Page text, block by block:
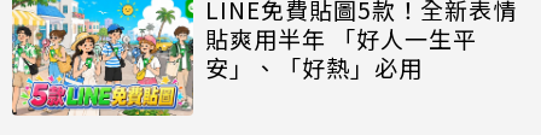
LINE免費貼圖5款！全新表情
貼爽用半年 「好人一生平
安」、「好熱」必用